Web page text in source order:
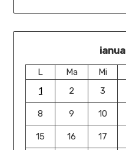
L Ma Mi
1
2 3
8 9 10
15 16 17